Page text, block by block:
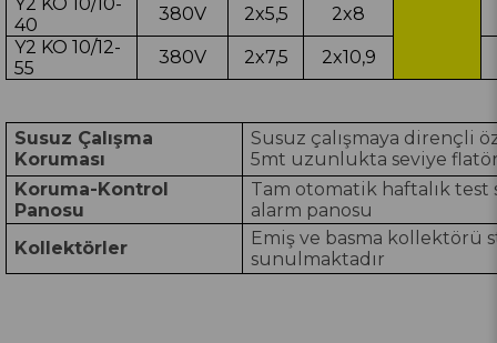
40
380V 2x5,5
2x8
Y2 KO 10/12-
55
380V 2x7,5 2x10,9
Susuz Çalışma
Koruması
Susuz çalışmaya dirençli
5mt uzunlukta seviye
Koruma-Kontrol
Panosu
Tam otomatik haftalık test
alarm panosu
Kollektörler
Emiş ve basma kollektörü
sunulmaktadır